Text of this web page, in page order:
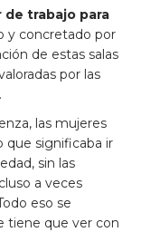
de trabajo para
y concretado por
de estas salas
por las
las mujeres
que significaba ir
sin las
a veces
eso se
tiene que ver con